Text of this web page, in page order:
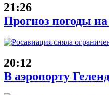
21:26
Прогноз погоды на
20:12
В аэропорту